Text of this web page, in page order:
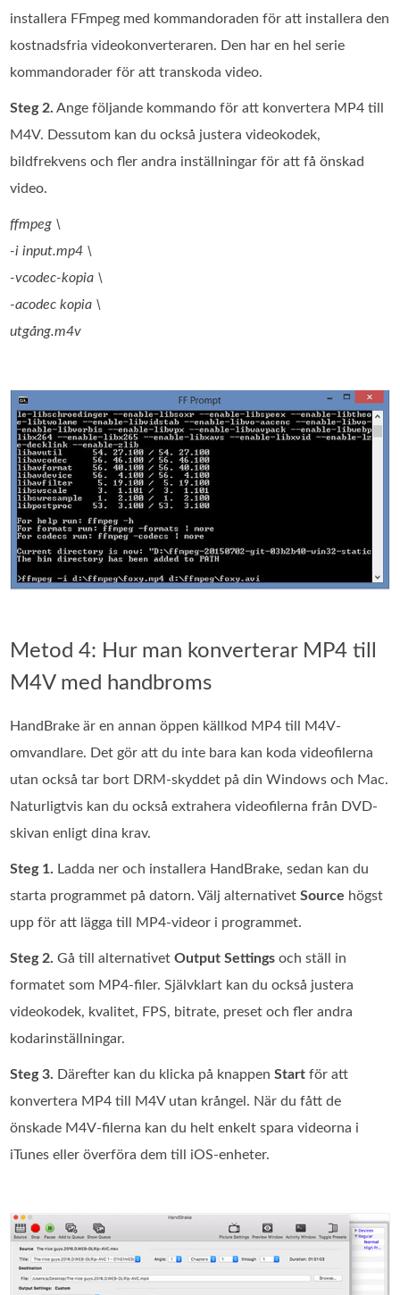
installera FFmpeg med kommandoraden för att installera den
kostnadsfria videokonverteraren. Den har en hel serie
kommandorader för att transkoda video.
Steg 2. Ange följande kommando för att konvertera MP4 till
M4V. Dessutom kan du också justera videokodek,
bildfrekvens och fler andra inställningar för att få önskad
video.
ffmpeg \
-i input.mp4 \
-vcodec-kopia \
-acodec kopia \
utgång.m4v
Metod 4: Hur man konverterar MP4 till
M4V med handbroms
HandBrake är en annan öppen källkod MP4 till M4V-
omvandlare. Det gör att du inte bara kan koda videofilerna
utan också tar bort DRM-skyddet på din Windows och Mac.
Naturligtvis kan du också extrahera videofilerna från DVD-
skivan enligt dina krav.
Steg 1. Ladda ner och installera HandBrake, sedan kan du
starta programmet på datorn. Välj alternativetSource högst
upp för att lägga till MP4‑videor i programmet.
Steg 2. Gå till alternativetOutput Settings och ställ in
formatet som MP4‑filer. Självklart kan du också justera
videokodek, kvalitet, FPS, bitrate, preset och fler andra
kodarinställningar.
Steg 3. Därefter kan du klicka på knappenStart för att
konvertera MP4 till M4V utan krångel. När du fått de
önskade M4V‑filerna kan du helt enkelt spara videorna i
iTunes eller överföra dem till iOS‑enheter.